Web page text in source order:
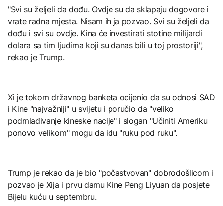
"Svi su željeli da dođu. Ovdje su da sklapaju dogovore i
vrate radna mjesta. Nisam ih ja pozvao. Svi su željeli da
dođu i svi su ovdje. Kina će investirati stotine milijardi
dolara sa tim ljudima koji su danas bili u toj prostoriji",
rekao je Trump.
Xi je tokom državnog banketa ocijenio da su odnosi SAD
i Kine "najvažniji" u svijetu i poručio da "veliko
podmlađivanje kineske nacije" i slogan "Učiniti Ameriku
ponovo velikom" mogu da idu "ruku pod ruku".
Trump je rekao da je bio "počastvovan" dobrodošlicom i
pozvao je Xija i prvu damu Kine Peng Liyuan da posjete
Bijelu kuću u septembru.